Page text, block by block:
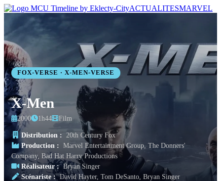
ACTUALITESMARVEL
FOX-VERSE · X-MEN-VERSE
X-Men
2000 1h44 Film
Distribution :
20th Century Fox
Production : Marvel Entertainment Group, The Donners'
Company, Bad Hat Harry Productions
Réalisateur : Bryan Singer
Scénariste : David Hayter, Tom DeSanto, Bryan Singer